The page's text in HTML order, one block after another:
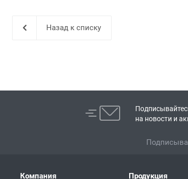
Назад к списку
на новости и
Компания Продукция